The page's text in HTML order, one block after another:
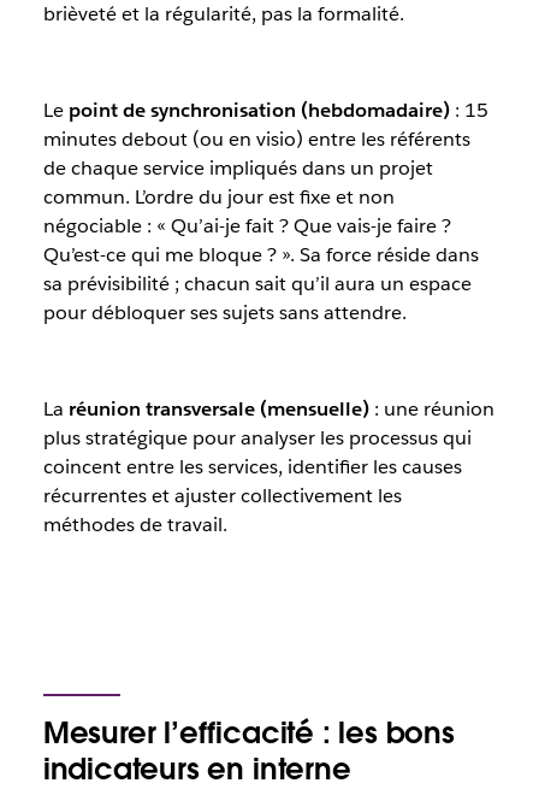
brièveté et la régularité, pas la formalité.
Le point de synchronisation (hebdomadaire): 15
minutes debout (ou en visio) entre les référents
de chaque service impliqués dans un projet
commun. L’ordre du jour est fixe et non
négociable : « Qu’ai-je fait ? Que vais-je faire ?
Qu’est-ce qui me bloque ? ». Sa force réside dans
sa prévisibilité ; chacun sait qu’il aura un espace
pour débloquer ses sujets sans attendre.
La réunion transversale (mensuelle): une réunion
plus stratégique pour analyser les processus qui
coincent entre les services, identifier les causes
récurrentes et ajuster collectivement les
méthodes de travail.
Mesurer l’efficacité : les bons
indicateurs en interne